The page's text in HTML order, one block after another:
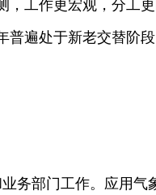
工作更宏观，分工
遍处于新老交替阶
务部门工作。应用气